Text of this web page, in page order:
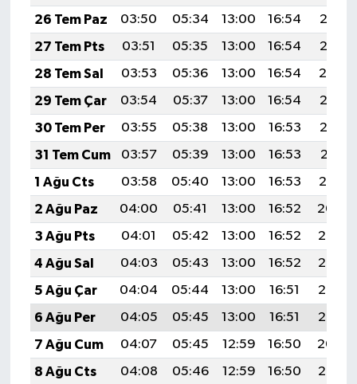
26 Tem Paz
03:50 05:34 13:00 16:54
20:16
27 Tem Pts
03:51 05:35 13:00 16:54
20:15
28 Tem Sal
03:53 05:36 13:00 16:54
20:14
29 Tem Çar
03:54 05:37 13:00 16:54
20:13
30 Tem Per
03:55 05:38 13:00 16:53
20:12
31 Tem Cum
03:57 05:39 13:00 16:53
20:11
1 Ağu Cts
03:58 05:40 13:00 16:53
20:10
2 Ağu Paz
04:00 05:41 13:00 16:52
20:09
3 Ağu Pts
04:01 05:42 13:00 16:52
20:08
4 Ağu Sal
04:03 05:43 13:00 16:52
20:07
5 Ağu Çar
04:04 05:44 13:00 16:51
20:06
6 Ağu Per
04:05 05:45 13:00 16:51
20:05
7 Ağu Cum
04:07 05:45 12:59 16:50
20:04
8 Ağu Cts
04:08 05:46 12:59 16:50
20:02